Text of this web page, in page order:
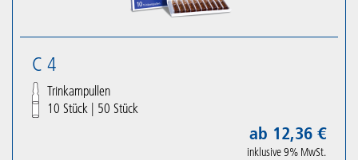
C 4
Trinkampullen
10 Stück | 50 Stück
ab 12,36 €
inklusive 9% MwSt.